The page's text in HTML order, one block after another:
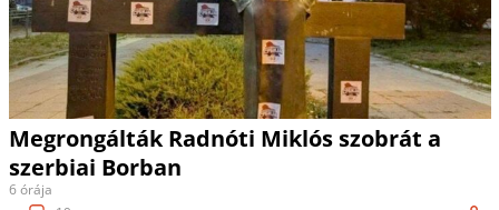
Megrongálták Radnóti Miklós szobrát a
szerbiai Borban
6 órája